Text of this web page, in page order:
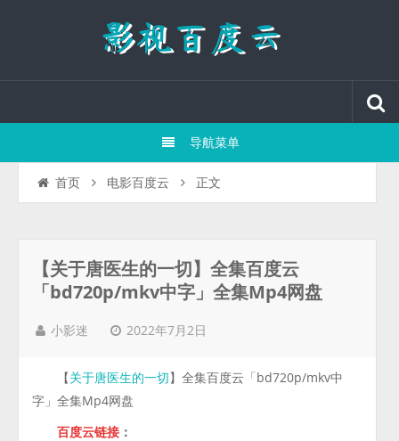
导航菜单
首页 电影百度云 正文
【关于唐医生的一切】全集百度云
「bd720p/mkv中字」全集Mp4网盘
小影迷 2022年7月2日
【关于唐医生的一切】全集百度云「bd720p/mkv中
字」全集Mp4网盘
百度云链接 ：